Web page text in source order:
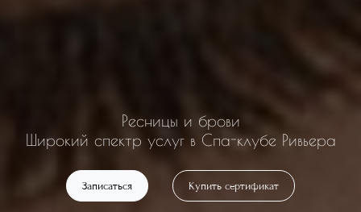
Ресницы и брови
Широкий спектр услуг в Спа-клубе Ривьера
Записаться Купить сертификат